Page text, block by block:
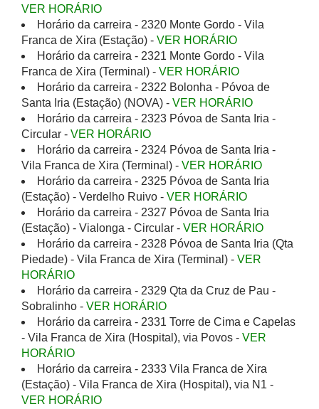
VER HORÁRIO
Horário da carreira - 2320 Monte Gordo - Vila
Franca de Xira (Estação) - VER HORÁRIO
Horário da carreira - 2321 Monte Gordo - Vila
Franca de Xira (Terminal) - VER HORÁRIO
Horário da carreira - 2322 Bolonha - Póvoa de
Santa Iria (Estação) (NOVA) - VER HORÁRIO
Horário da carreira - 2323 Póvoa de Santa Iria -
Circular - VER HORÁRIO
Horário da carreira - 2324 Póvoa de Santa Iria -
Vila Franca de Xira (Terminal) - VER HORÁRIO
Horário da carreira - 2325 Póvoa de Santa Iria
(Estação) - Verdelho Ruivo - VER HORÁRIO
Horário da carreira - 2327 Póvoa de Santa Iria
(Estação) - Vialonga - Circular - VER HORÁRIO
Horário da carreira - 2328 Póvoa de Santa Iria (Qta
Piedade) - Vila Franca de Xira (Terminal) - VER
HORÁRIO
Horário da carreira - 2329 Qta da Cruz de Pau -
Sobralinho - VER HORÁRIO
Horário da carreira - 2331 Torre de Cima e Capelas
- Vila Franca de Xira (Hospital), via Povos - VER
HORÁRIO
Horário da carreira - 2333 Vila Franca de Xira
(Estação) - Vila Franca de Xira (Hospital), via N1 -
VER HORÁRIO